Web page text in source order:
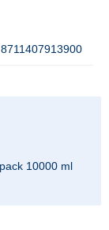
10000 ml